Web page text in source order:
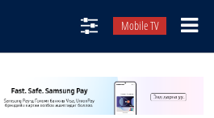
Mobile TV